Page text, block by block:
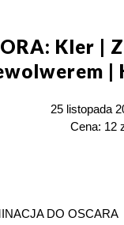
Kler |
|
25 listopada
Cena: 12
DO OSCARA